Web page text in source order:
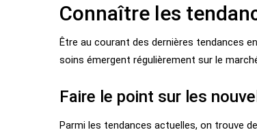
Connaître les
Être au courant des dernières tendances
soins émergent régulièrement sur le
Faire le point sur les
Parmi les tendances actuelles, on trouve